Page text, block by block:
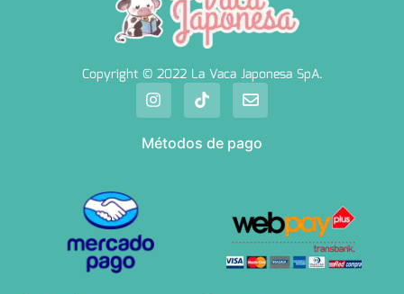
Copyright © 2022 La Vaca Japonesa SpA.
Métodos de pago